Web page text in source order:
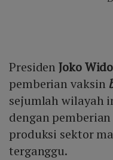
PresidenJoko
pemberian vaksin
sejumlah wilayah
dengan
produksi sektor
terganggu.